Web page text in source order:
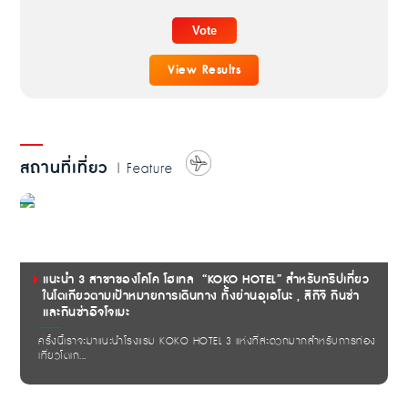
View Results
สถานที่เที่ยว | Feature
แนะนำ 3 สาขาของโคโค โฮเทล “KOKO HOTEL” สำหรับทริปเที่ยว
ในโตเกียวตามเป้าหมายการเดินทาง ทั้งย่านอุเอโนะ , สึกิจิ กินซ่า
และกินซ่าอิจโจเมะ
ครั้งนี้เราจะมาแนะนำโรงแรม KOKO HOTEL 3 แห่งที่สะดวกมากสำหรับการท่อง
เที่ยวโตเก...